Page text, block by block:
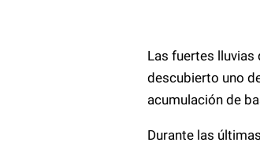
Las fuertes lluvias
descubierto uno
acumulación de
Durante las